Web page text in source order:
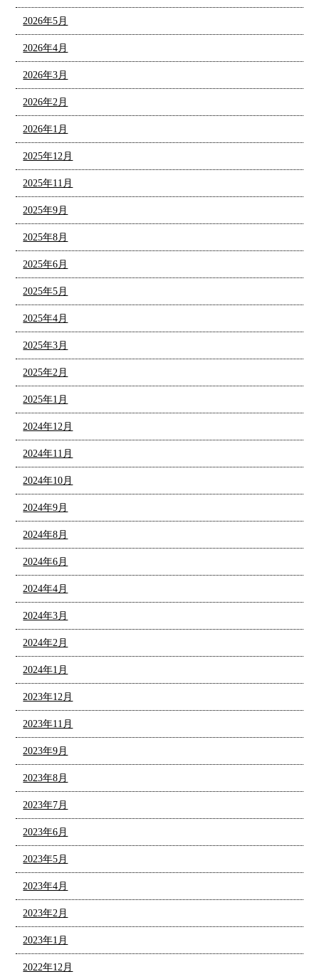
2026年5月
2026年4月
2026年3月
2026年2月
2026年1月
2025年12月
2025年11月
2025年9月
2025年8月
2025年6月
2025年5月
2025年4月
2025年3月
2025年2月
2025年1月
2024年12月
2024年11月
2024年10月
2024年9月
2024年8月
2024年6月
2024年4月
2024年3月
2024年2月
2024年1月
2023年12月
2023年11月
2023年9月
2023年8月
2023年7月
2023年6月
2023年5月
2023年4月
2023年2月
2023年1月
2022年12月